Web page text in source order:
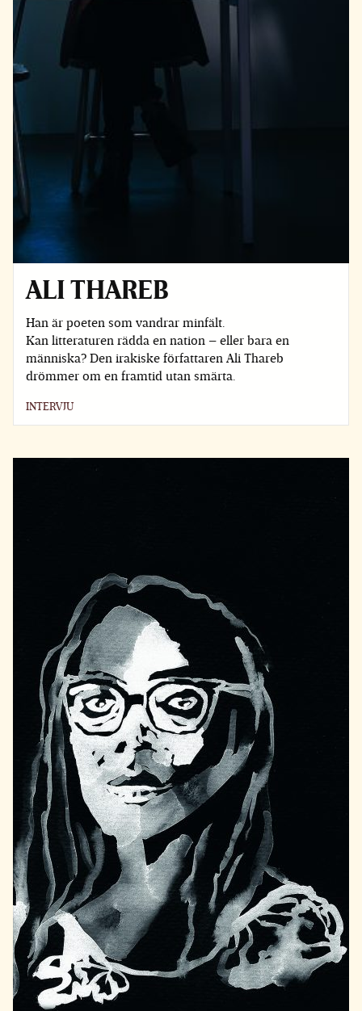
ALI THAREB
Han är poeten som vandrar minfält.
Kan litteraturen rädda en nation – eller bara en
människa? Den irakiske författaren Ali Thareb
drömmer om en framtid utan smärta.
INTERVJU